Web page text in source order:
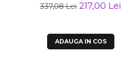
337,08 Lei 217,00 Lei
ADAUGA IN COS